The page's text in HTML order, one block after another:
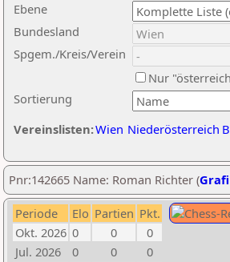
Ebene
Sortierung
Bundesland
Spgem./Kreis/Verein
Nur
Vereinslisten:Wien Niederösterreich
Pnr:142665 Name: Roman Richter (
Periode Elo Partien Pkt.
Okt. 2026 0 0
0
Jul. 2026
0 0
0